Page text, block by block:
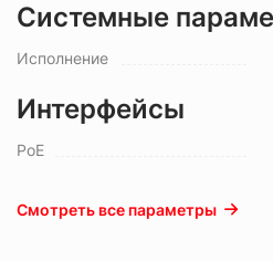
Системные
Исполнение
Интерфейсы
PoE
Смотреть все параметры